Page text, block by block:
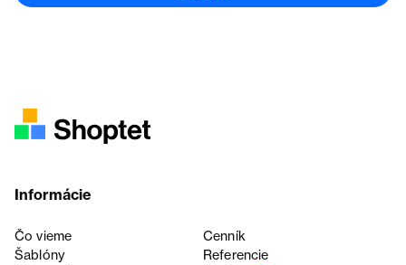
Informácie
Čo vieme
Cenník
Šablóny
Referencie